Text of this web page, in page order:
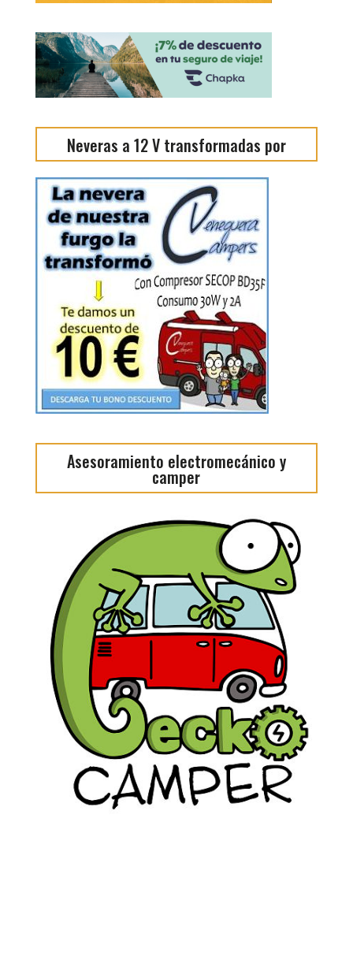
Neveras a 12 V transformadas por
Asesoramiento electromecánico y
camper